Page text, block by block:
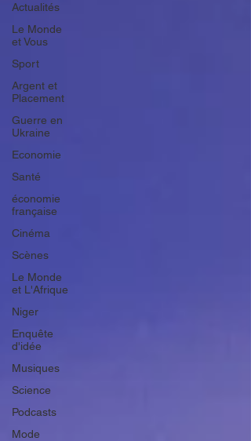
Actualités
Le Monde
et Vous
Sport
Argent et
Placement
Guerre en
Ukraine
Economie
Santé
économie
française
Cinéma
Scènes
Le Monde
et L'Afrique
Niger
Enquête
d'idée
Musiques
Science
Podcasts
Mode